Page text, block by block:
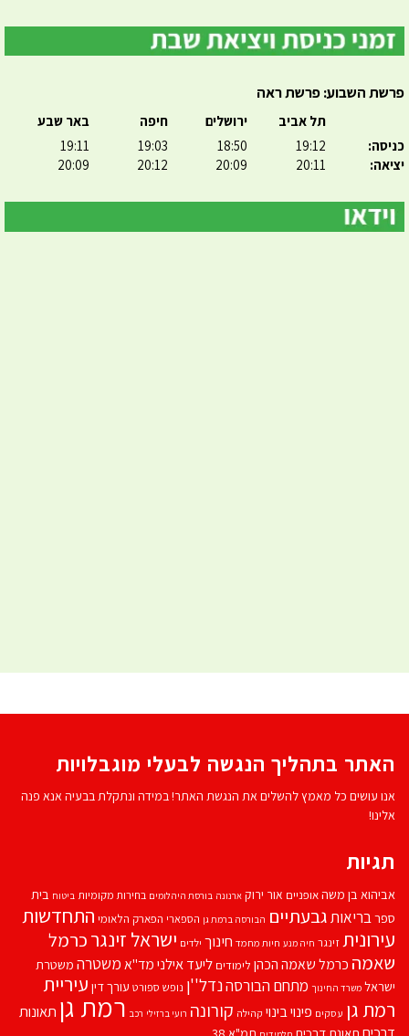
פרשת השבוע: פרשת ראה
כניסה:
יציאה:
תל אביב
19:12
20:11
ירושלים
18:50
20:09
חיפה
19:03
20:12
באר שבע
19:11
20:09
האתר בתהליך הנגשה לבעלי מוגבלויות
אנו עושים כל מאמץ להשלים את הנגשת האתר! במידה ונתקלת בבעיה אנא פנה
אלינו!
תגיות
אביהוא בן משהאופניים אור ירוק ארנונה בורסת היהלומים בחירות מקומיות ביטוח בית
ספרבריאותגבעתיים הבורסה ברמת גן הספארי הפארק הלאומי התחדשות
עירוניתזינגר חיה מנע חיות מחמד חינוך ילדים ישראל זינגרכרמל
שאמה כרמל שאמה הכהן לימודים ליעד אילנימד''אמשטרה משטרת
ישראל משרד החינוך מתחם הבורסהנדל''ן נופש ספורט עורך דין עיריית
רמת גן עסקים פינוי בינוי קהילה קורונה רועי ברזילי רכב רמת גן תאונות